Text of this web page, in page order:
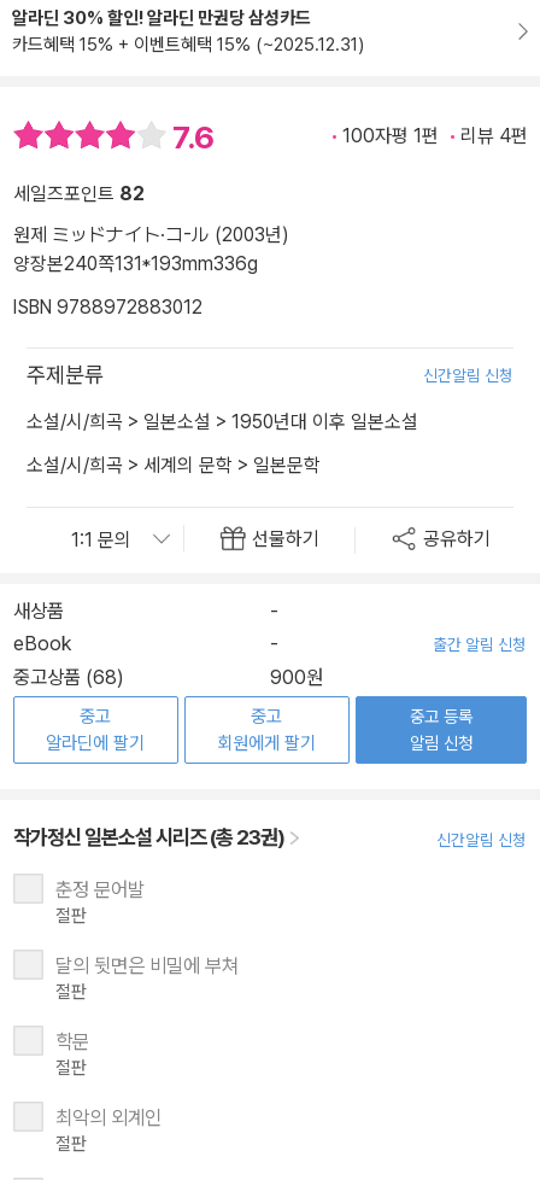
알라딘 30% 할인! 알라딘 만권당 삼성카드
카드혜택 15% + 이벤트혜택 15% (~2025.12.31)
7.6 100자평 1편 리뷰 4편
세일즈포인트 82
원제 ミッドナイト·コ-ル (2003년)
양장본240쪽131*193mm336g
ISBN 9788972883012
주제분류 신간알림 신청
소설/시/희곡 > 일본소설 > 1950년대 이후 일본소설
소설/시/희곡 > 세계의 문학 > 일본문학
선물하기 공유하기
새상품
-
eBook
- 출간 알림 신청
중고상품 (68) 900원
중고
알라딘에 팔기
중고
회원에게 팔기
중고 등록
알림 신청
작가정신 일본소설 시리즈 (총 23권) 신간알림 신청
춘정 문어발
절판
달의 뒷면은 비밀에 부쳐
절판
학문
절판
최악의 외계인
절판